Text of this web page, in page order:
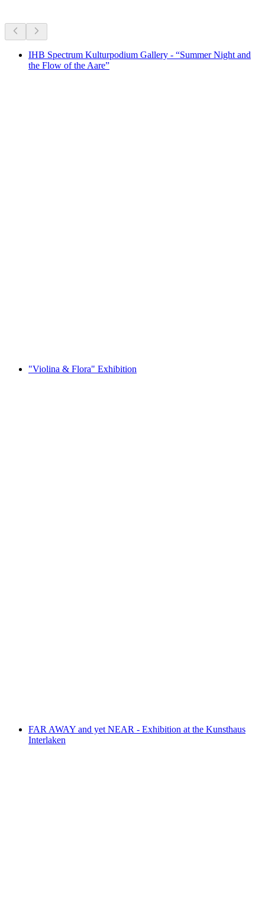
IHB Spectrum Kulturpodium Gallery - “Summer Night and
the Flow of the Aare”
"Violina & Flora" Exhibition
FAR AWAY and yet NEAR - Exhibition at the Kunsthaus
Interlaken